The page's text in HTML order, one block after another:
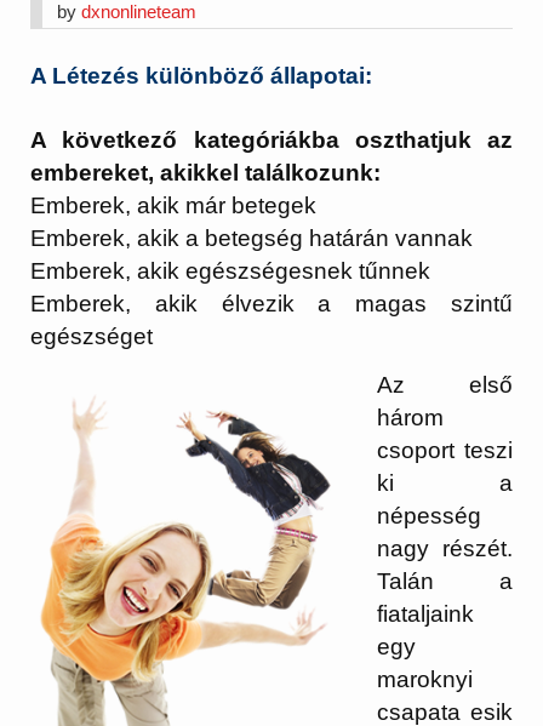
bydxnonlineteam
A Létezés különböző állapotai:
A következő kategóriákba oszthatjuk az
embereket, akikkel találkozunk:
Emberek, akik már betegek
Emberek, akik a betegség határán vannak
Emberek, akik egészségesnek tűnnek
Emberek, akik élvezik a magas szintű
egészséget
Az első
három
csoport teszi
ki a
népesség
nagy részét.
Talán a
fiataljaink
egy
maroknyi
csapata esik